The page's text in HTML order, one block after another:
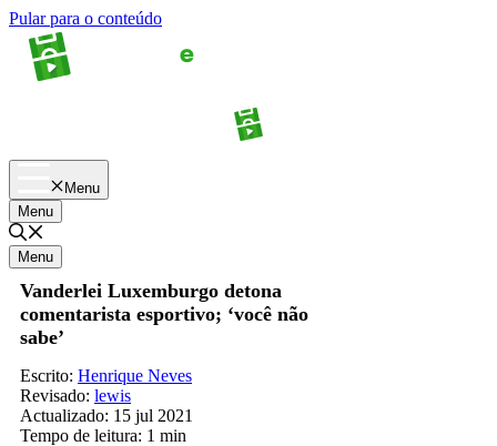
Pular para o conteúdo
Menu
Menu
Menu
Vanderlei Luxemburgo detona
comentarista esportivo; ‘você não
sabe’
Escrito: Henrique Neves
Revisado: lewis
Actualizado: 15 jul 2021
Tempo de leitura: 1 min